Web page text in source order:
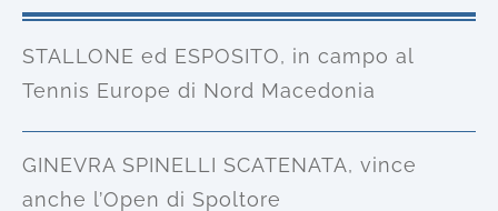
STALLONE ed ESPOSITO, in campo al
Tennis Europe di Nord Macedonia
GINEVRA SPINELLI SCATENATA, vince
anche l’Open di Spoltore